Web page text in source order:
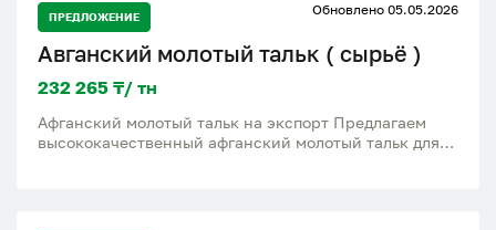
ПРЕДЛОЖЕНИЕ Обновлено 05.05.2026
Авганский молотый тальк ( сырьё )
232 265 ₸/ тн
Афганский молотый тальк на экспорт Предлагаем
высококачественный афганский молотый тальк для